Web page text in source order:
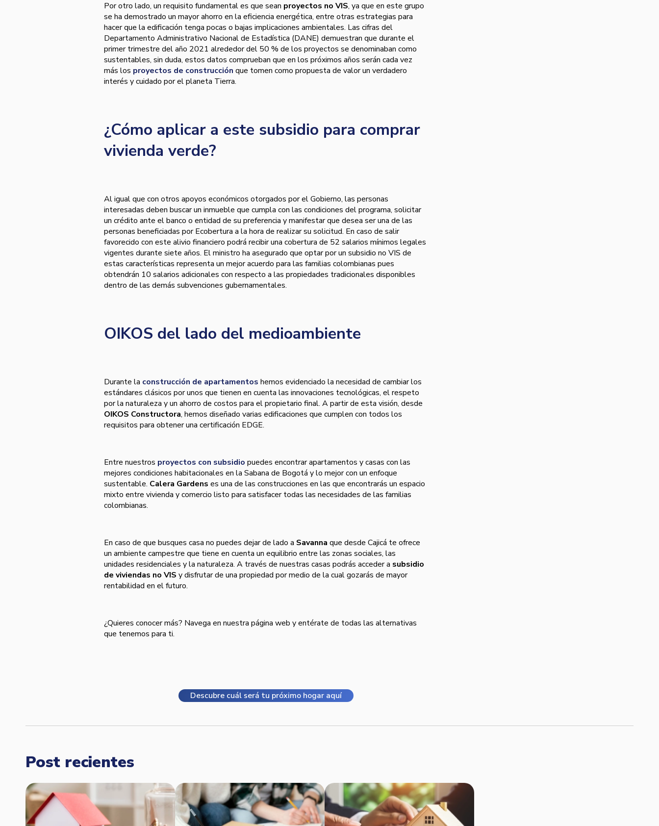
Por otro lado, un requisito fundamental es que sean proyectos no VIS, ya que en este grupo
se ha demostrado un mayor ahorro en la eficiencia energética, entre otras estrategias para
hacer que la edificación tenga pocas o bajas implicaciones ambientales. Las cifras del
Departamento Administrativo Nacional de Estadística (DANE) demuestran que durante el
primer trimestre del año 2021 alrededor del 50 % de los proyectos se denominaban como
sustentables, sin duda, estos datos comprueban que en los próximos años serán cada vez
más los proyectos de construcción que tomen como propuesta de valor un verdadero
interés y cuidado por el planeta Tierra.
¿Cómo aplicar a este subsidio para comprar
vivienda verde?
Al igual que con otros apoyos económicos otorgados por el Gobierno, las personas
interesadas deben buscar un inmueble que cumpla con las condiciones del programa, solicitar
un crédito ante el banco o entidad de su preferencia y manifestar que desea ser una de las
personas beneficiadas por Ecobertura a la hora de realizar su solicitud. En caso de salir
favorecido con este alivio financiero podrá recibir una cobertura de 52 salarios mínimos legales
vigentes durante siete años. El ministro ha asegurado que optar por un subsidio no VIS de
estas características representa un mejor acuerdo para las familias colombianas pues
obtendrán 10 salarios adicionales con respecto a las propiedades tradicionales disponibles
dentro de las demás subvenciones gubernamentales.
OIKOS del lado del medioambiente
Durante la construcción de apartamentos hemos evidenciado la necesidad de cambiar los
estándares clásicos por unos que tienen en cuenta las innovaciones tecnológicas, el respeto
por la naturaleza y un ahorro de costos para el propietario final. A partir de esta visión, desde
OIKOS Constructora, hemos diseñado varias edificaciones que cumplen con todos los
requisitos para obtener una certificación EDGE.
Entre nuestros proyectos con subsidio puedes encontrar apartamentos y casas con las
mejores condiciones habitacionales en la Sabana de Bogotá y lo mejor con un enfoque
sustentable. Calera Gardens es una de las construcciones en las que encontrarás un espacio
mixto entre vivienda y comercio listo para satisfacer todas las necesidades de las familias
colombianas.
En caso de que busques casa no puedes dejar de lado a Savanna que desde Cajicá te ofrece
un ambiente campestre que tiene en cuenta un equilibrio entre las zonas sociales, las
unidades residenciales y la naturaleza. A través de nuestras casas podrás acceder a subsidio
de viviendas no VIS y disfrutar de una propiedad por medio de la cual gozarás de mayor
rentabilidad en el futuro.
¿Quieres conocer más? Navega en nuestra página web y entérate de todas las alternativas
que tenemos para ti.
Descubre cuál será tu próximo hogar aquí
Post recientes